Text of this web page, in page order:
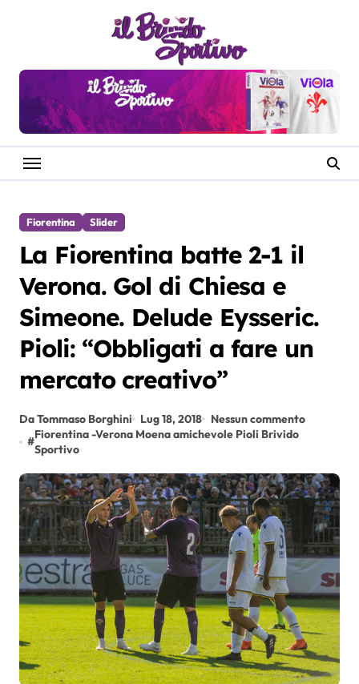
Fiorentina Slider
La Fiorentina batte 2-1 il
Verona. Gol di Chiesa e
Simeone. Delude Eysseric.
Pioli: “Obbligati a fare un
mercato creativo”
Da Tommaso Borghini Lug 18, 2018
Nessun commento
#
Fiorentina -Verona Moena amichevole Pioli Brivido
Sportivo